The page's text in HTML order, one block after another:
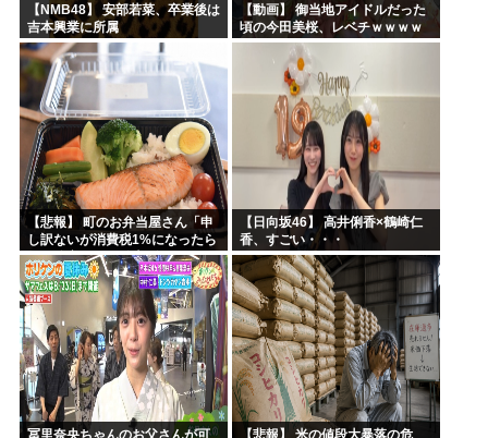
【NMB48】 安部若菜、卒業後は
吉本興業に所属
【動画】 御当地アイドルだった
頃の今田美桜、レベチｗｗｗｗ
ｗｗｗｗｗｗｗｗｗｗｗｗｗｗ
【悲報】 町のお弁当屋さん「申
し訳ないが消費税1%になったら
その分商品代を値上げするわ」
【日向坂46】 高井俐香×鶴崎仁
香、すごい・・・
冨里奈央ちゃんのお父さんが可 【悲報】 米の値段大暴落の危